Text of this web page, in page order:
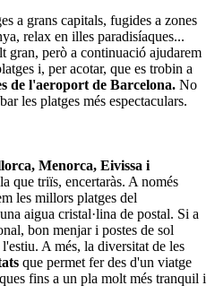
a grans capitals, fugides a zones
relax en illes paradisíaques...
gran, però a continuació ajudarem
i, per acotar, que es trobin a
de l'aeroport de Barcelona. No
les platges més espectaculars.
Menorca, Eivissa i
que triïs, encertaràs. A només
les millors platges del
aigua cristal·lina de postal. Si a
bon menjar i postes de sol
A més, la diversitat de les
que permet fer des d'un viatge
fins a un pla molt més tranquil i
la natura.